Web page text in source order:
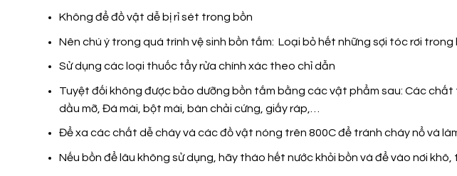
Không để đồ vật dễ bị rỉ sét trong bồn
Nên chú ý trong quá trình vệ sinh bồn tắm: Loại bỏ hết những sợi tóc rơi
Sử dụng các loại thuốc tẩy rửa chính xác theo chỉ dẫn
Tuyệt đối không được bảo dưỡng bồn tắm bằng các vật phẩm sau: Các
dầu mỡ, Đá mài, bột mài, bàn chải cứng, giấy ráp,…
Để xa các chất dễ cháy và các đồ vật nóng trên 800C để tránh cháy nổ và
Nếu bồn để lâu không sử dụng, hãy tháo hết nước khỏi bồn và để vào nơi